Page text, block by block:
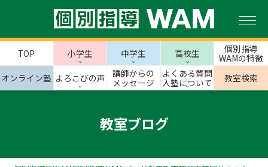
TOP 小学生 中学生 高校生
個別指導
WAMの特徴
オンライン塾 よろこびの声
講師からの
メッセージ
よくある質問
入塾について
教室検索
教室ブログ